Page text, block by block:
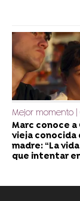
Mejor momento |
Marc conoce a
vieja conocida
madre: “La
que intentar